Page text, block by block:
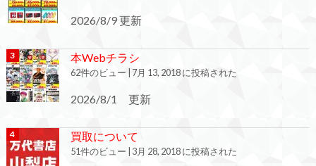
2026/8/9 更新
本Webチラシ
62件のビュー 7月 13, 2018 に投稿された
2026/8/1 更新
買取について
51件のビュー 3月 28, 2018 に投稿された